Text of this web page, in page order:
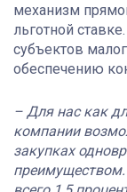
механизм
льготной
субъектов
обеспечению
– Для нас как
компании
закупках
преимуществом.